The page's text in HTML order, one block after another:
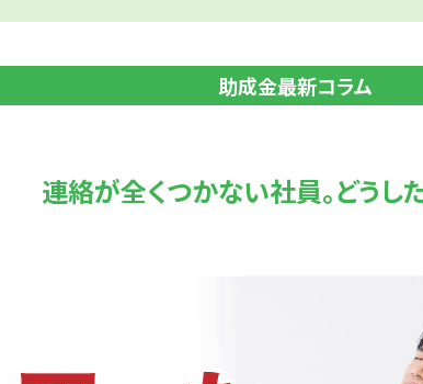
助成金最新コラム
連絡が全くつかない社員。どうし